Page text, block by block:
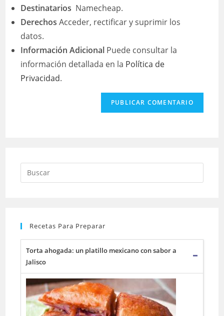
Destinatarios Namecheap.
Derechos Acceder, rectificar y suprimir los
datos.
Información Adicional Puede consultar la
información detallada en la Política de
Privacidad.
Buscar:
Recetas Para Preparar
Torta ahogada: un platillo mexicano con sabor a
Jalisco